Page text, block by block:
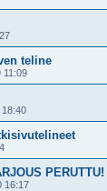
teline
11:09
PERUTTU!
16:17